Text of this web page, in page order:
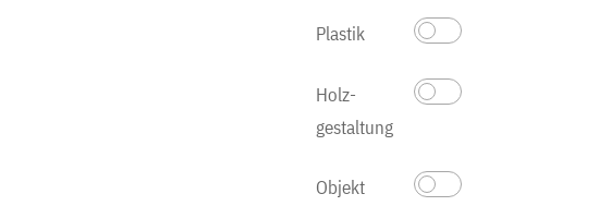
Plastik
Holz­
gestaltung
Objekt